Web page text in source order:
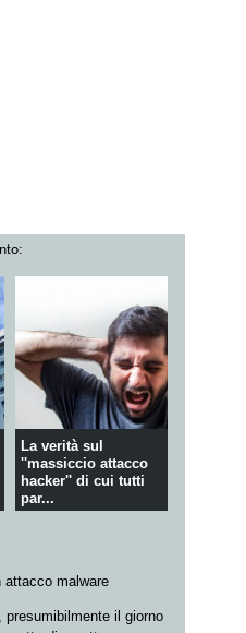
La verità sul
''massiccio attacco
hacker'' di cui tutti
par...
attacco malware
presumibilmente il giorno